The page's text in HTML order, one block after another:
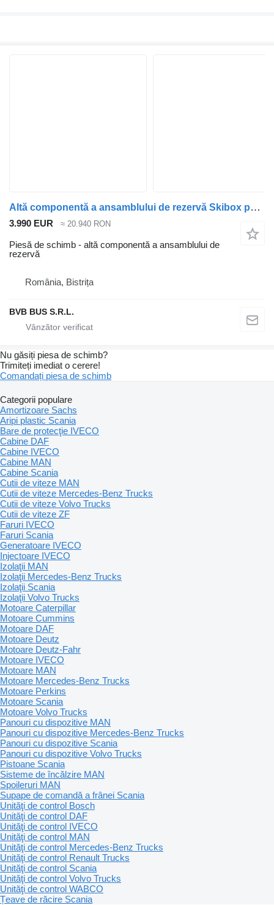
Altă componentă a ansamblului de rezervă Skibox pentru autobuz Setra S-series
3.990 EUR ≈ 20.940 RON
Piesă de schimb - altă componentă a ansamblului de
rezervă
România, Bistrița
BVB BUS S.R.L.
Nu găsiți piesa de schimb?
Trimiteți imediat o cerere!
Comandați piesa de schimb
Categorii populare
Amortizoare Sachs
Aripi plastic Scania
Bare de protecţie IVECO
Cabine DAF
Cabine IVECO
Cabine MAN
Cabine Scania
Cutii de viteze MAN
Cutii de viteze Mercedes-Benz Trucks
Cutii de viteze Volvo Trucks
Cutii de viteze ZF
Faruri IVECO
Faruri Scania
Generatoare IVECO
Injectoare IVECO
Izolaţii MAN
Izolaţii Mercedes-Benz Trucks
Izolaţii Scania
Izolaţii Volvo Trucks
Motoare Caterpillar
Motoare Cummins
Motoare DAF
Motoare Deutz
Motoare Deutz-Fahr
Motoare IVECO
Motoare MAN
Motoare Mercedes-Benz Trucks
Motoare Perkins
Motoare Scania
Motoare Volvo Trucks
Panouri cu dispozitive MAN
Panouri cu dispozitive Mercedes-Benz Trucks
Panouri cu dispozitive Scania
Panouri cu dispozitive Volvo Trucks
Pistoane Scania
Sisteme de încălzire MAN
Spoileruri MAN
Supape de comandă a frânei Scania
Unităţi de control Bosch
Unităţi de control DAF
Unităţi de control IVECO
Unităţi de control MAN
Unităţi de control Mercedes-Benz Trucks
Unităţi de control Renault Trucks
Unităţi de control Scania
Unităţi de control Volvo Trucks
Unităţi de control WABCO
Țeave de răcire Scania